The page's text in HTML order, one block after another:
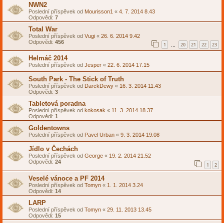
NWN2
Poslední příspěvek od Mourisson1 « 4. 7. 2014 8.43
Odpovědi: 7
Total War
Poslední příspěvek od Vugi « 26. 6. 2014 9.42
Odpovědi: 456 1 20 21 22 23
Helmáč 2014
Poslední příspěvek od Jesper « 22. 6. 2014 17.15
South Park - The Stick of Truth
Poslední příspěvek od DarckDewy « 16. 3. 2014 11.43
Odpovědi: 3
Tabletová poradna
Poslední příspěvek od kokosak « 11. 3. 2014 18.37
Odpovědi: 1
Goldentowns
Poslední příspěvek od Pavel Urban « 9. 3. 2014 19.08
Jídlo v Čechách
Poslední příspěvek od George « 19. 2. 2014 21.52
Odpovědi: 24 1 2
Veselé vánoce a PF 2014
Poslední příspěvek od Tomyn « 1. 1. 2014 3.24
Odpovědi: 14
LARP
Poslední příspěvek od Tomyn « 29. 11. 2013 13.45
Odpovědi: 15